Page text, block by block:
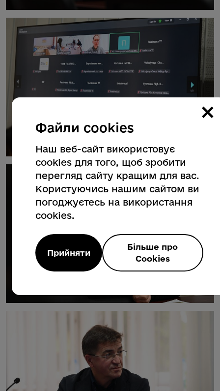
×
Файли cookies
Наш веб-сайт використовує
cookies для того, щоб зробити
перегляд сайту кращим для вас.
Користуючись нашим сайтом ви
погоджуєтесь на використання
cookies.
Прийняти
Більше про
Cookies